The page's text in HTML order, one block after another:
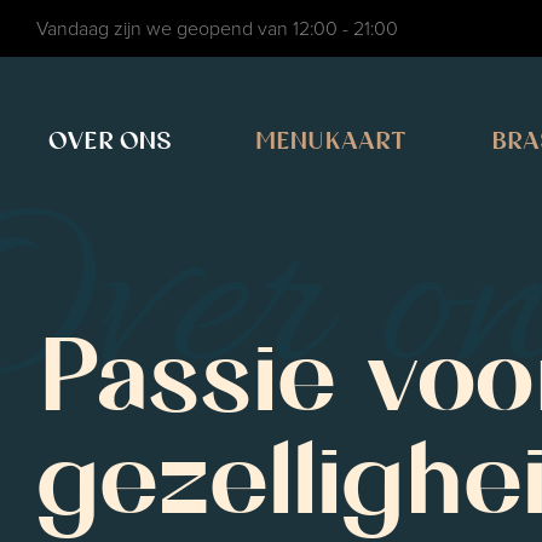
Vandaag zijn we geopend van 12:00 - 21:00
OVER ONS MENUKAART
Passie